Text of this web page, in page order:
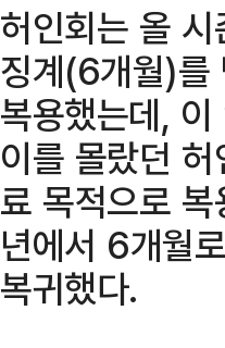
허인회는 올
징계(6개월)를
복용했는데,
이를 몰랐던
료 목적으로
년에서 6개월
복귀했다.